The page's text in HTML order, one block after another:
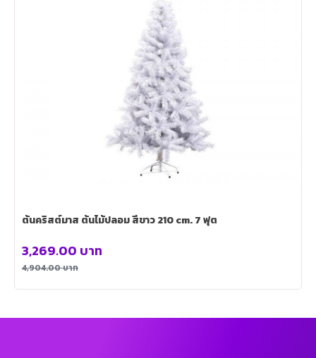
ต้นคริสต์มาส ต้นไม้ปลอม สีขาว 210 cm. 7 ฟุต
4,904.00บาท
3,269.00 บาท